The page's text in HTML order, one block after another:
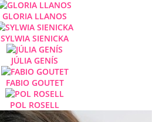
GLORIA LLANOS
SYLWIA SIENICKA
JÚLIA GENÍS
FABIO GOUTET
POL ROSELL